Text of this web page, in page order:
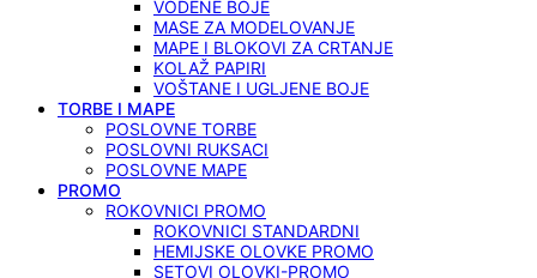
VODENE BOJE
MASE ZA MODELOVANJE
MAPE I BLOKOVI ZA CRTANJE
KOLAŽ PAPIRI
VOŠTANE I UGLJENE BOJE
TORBE I MAPE
POSLOVNE TORBE
POSLOVNI RUKSACI
POSLOVNE MAPE
PROMO
ROKOVNICI PROMO
ROKOVNICI STANDARDNI
HEMIJSKE OLOVKE PROMO
SETOVI OLOVKI-PROMO